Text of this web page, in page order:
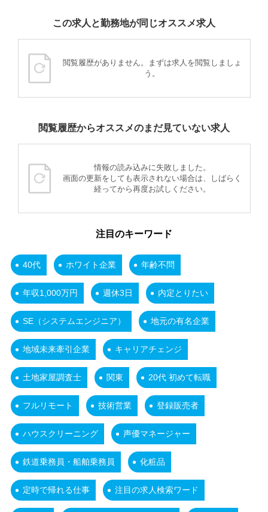
この求人と勤務地が同じオススメ求人
閲覧履歴がありません。まずは求人を閲覧しましょ
う。
閲覧履歴からオススメのまだ見ていない求人
情報の読み込みに失敗しました。
画面の更新をしても表示されない場合は、しばらく
経ってから再度お試しください。
注目のキーワード
40代 ホワイト企業 年齢不問
年収1,000万円 週休3日 内定とりたい
SE（システムエンジニア） 地元の有名企業
地域未来牽引企業 キャリアチェンジ
土地家屋調査士 関東 20代 初めて転職
フルリモート 技術営業 登録販売者
ハウスクリーニング 声優マネージャー
鉄道乗務員・船舶乗務員 化粧品
定時で帰れる仕事 注目の求人検索ワード